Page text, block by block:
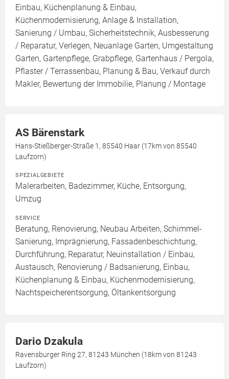
Einbau, Küchenplanung & Einbau,
Küchenmodernisierung, Anlage & Installation,
Sanierung / Umbau, Sicherheitstechnik, Ausbesserung
/ Reparatur, Verlegen, Neuanlage Garten, Umgestaltung
Garten, Gartenpflege, Grabpflege, Gartenhaus / Pergola,
Pflaster / Terrassenbau, Planung & Bau, Verkauf durch
Makler, Bewertung der Immobilie, Planung / Montage
AS Bärenstark
Hans-Stießberger-Straße 1, 85540 Haar (17km von 85540
Laufzorn)
SPEZIALGEBIETE
Malerarbeiten, Badezimmer, Küche, Entsorgung,
Umzug
SERVICE
Beratung, Renovierung, Neubau Arbeiten, Schimmel-
Sanierung, Imprägnierung, Fassadenbeschichtung,
Durchführung, Reparatur, Neuinstallation / Einbau,
Austausch, Renovierung / Badsanierung, Einbau,
Küchenplanung & Einbau, Küchenmodernisierung,
Nachtspeicherentsorgung, Öltankentsorgung
Dario Dzakula
Ravensburger Ring 27, 81243 München (18km von 81243
Laufzorn)